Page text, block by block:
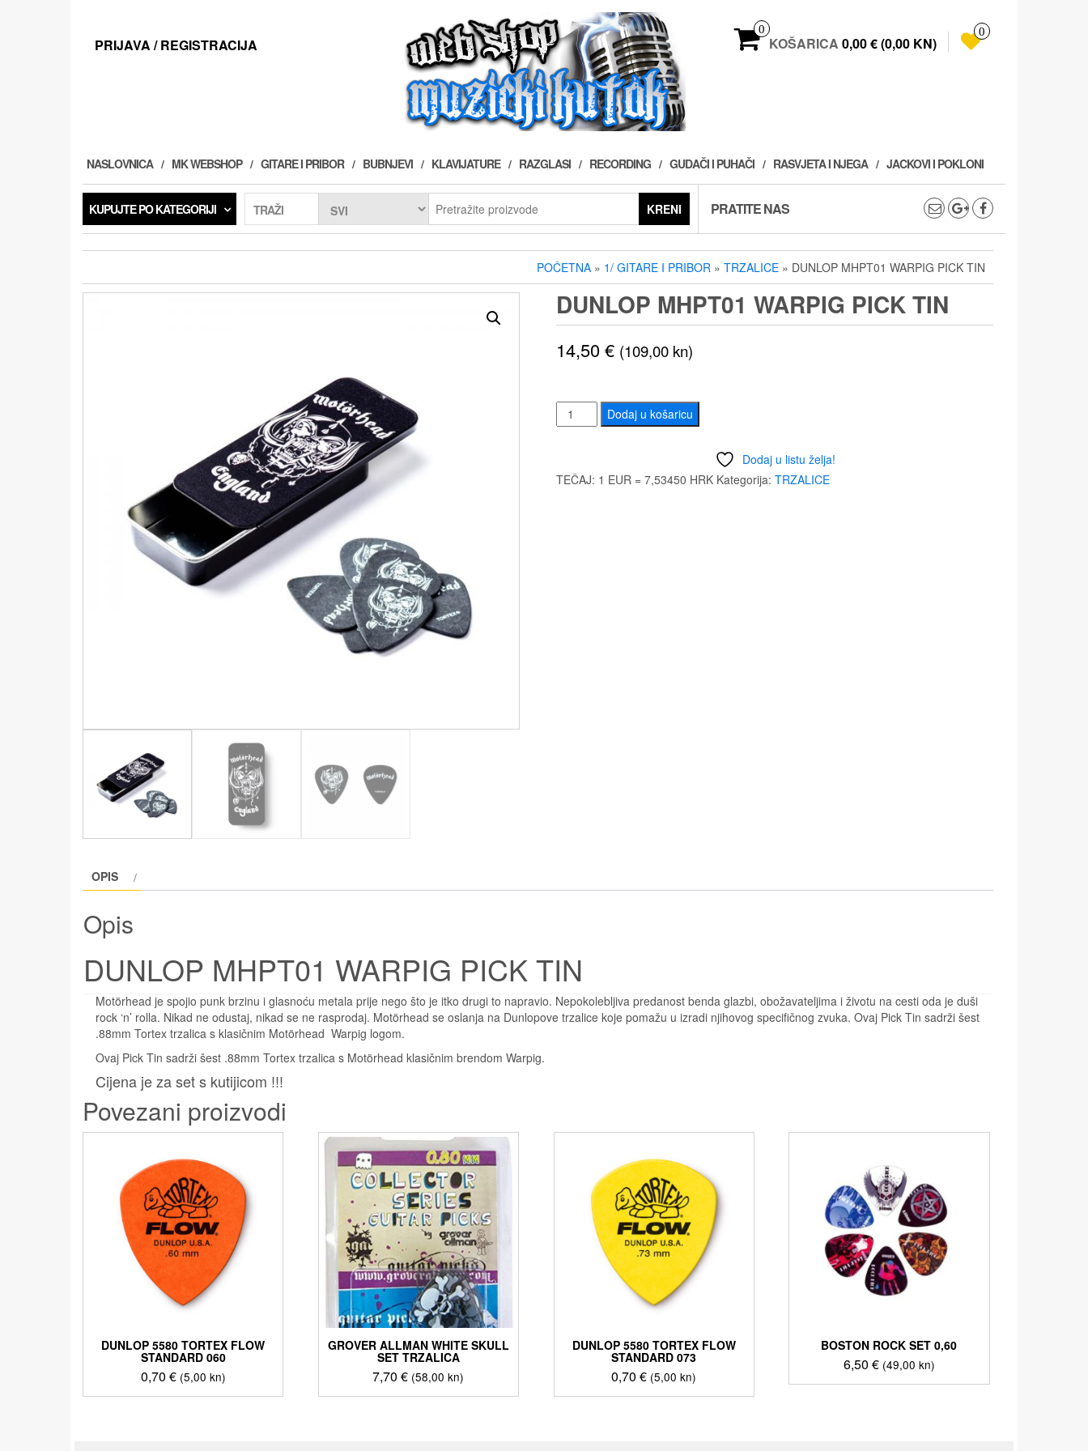
PRIJAVA / REGISTRACIJA
0
KOŠARICA 0,00 € (0,00 KN)
0
NASLOVNICA MK WEBSHOP GITARE I PRIBOR BUBNJEVI KLAVIJATURE RAZGLASI RECORDING GUDAČI I PUHAČI RASVJETA I NJEGA JACKOVI I POKLONI
KUPUJTE PO KATEGORIJI TRAŽI KRENI PRATITE NAS
POČETNA » 1/ GITARE I PRIBOR » TRZALICE » DUNLOP MHPT01 WARPIG PICK TIN
DUNLOP MHPT01 WARPIG PICK TIN
14,50€ (109,00 kn)
DUNLOP
MHPT01
PICK
Dodaj u košaricu
Dodaj u listu želja!
TEČAJ: 1 EUR = 7,53450 HRK Kategorija: TRZALICE
OPIS
Opis
DUNLOP MHPT01 WARPIG PICK TIN
Motörhead je spojio punk brzinu i glasnoću metala prije nego što je itko drugi to napravio. Nepokolebljiva predanost benda glazbi, obožavateljima i životu na cesti oda je duši
rock ‘n’ rolla. Nikad ne odustaj, nikad se ne rasprodaj. Motörhead se oslanja na Dunlopove trzalice koje pomažu u izradi njihovog specifičnog zvuka. Ovaj Pick Tin sadrži šest
.88mm Tortex trzalica s klasičnim Motörhead Warpig logom.
Ovaj Pick Tin sadrži šest .88mm Tortex trzalica s Motörhead klasičnim brendom Warpig.
Cijena je za set s kutijicom !!!
Povezani proizvodi
DUNLOP 5580 TORTEX FLOW
STANDARD 060
0,70 € (5,00 kn)
GROVER ALLMAN WHITE SKULL
SET TRZALICA
7,70€ (58,00 kn)
DUNLOP 5580 TORTEX FLOW
STANDARD 073
0,70€ (5,00 kn)
BOSTON ROCK SET 0,60
6,50 € (49,00 kn)